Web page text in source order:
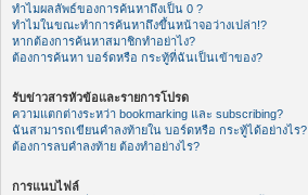
ทำไมผลลัพธ์ของการค้นหาถึงเป็น 0 ?
ทำไมในขณะทำการค้นหาถึงขึ้นหน้าจอว่างเปล่า!?
หากต้องการค้นหาสมาชิกทำอย่าไง?
ต้องการค้นหา บอร์ดหรือ กระทู้ที่ฉันเป็นเข้าของ?
รับข่าวสารหัวข้อและรายการโปรด
ความแตกต่างระหว่า bookmarking และ subscribing?
ฉันสามารถเขียนคำลงท้ายใน บอร์ดหรือ กระทู้ได้อย่างไร?
ต้องการลบคำลงท้าย ต้องทำอย่างไร?
การแนบไฟล์